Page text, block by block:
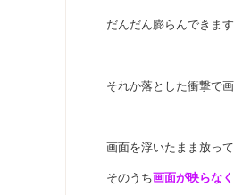
だんだん膨らんできます
それか落とした衝撃で
画面を浮いたまま放っ
そのうち画面が映らな